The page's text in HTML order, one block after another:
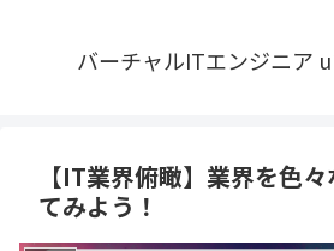
バーチャルITエンジニア
【IT業界俯瞰】業界を色
てみよう！